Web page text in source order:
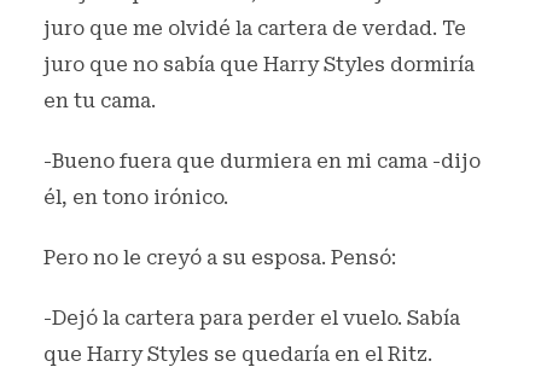
juro que me olvidé la cartera de verdad. Te
juro que no sabía que Harry Styles dormiría
en tu cama.
-Bueno fuera que durmiera en mi cama -dijo
él, en tono irónico.
Pero no le creyó a su esposa. Pensó:
-Dejó la cartera para perder el vuelo. Sabía
que Harry Styles se quedaría en el Ritz.